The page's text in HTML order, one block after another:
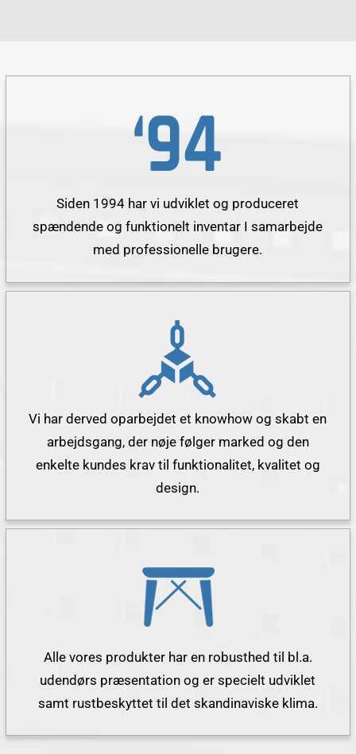
Siden 1994 har vi udviklet og produceret
spændende og funktionelt inventar I samarbejde
med professionelle brugere.
Vi har derved oparbejdet et knowhow og skabt en
arbejdsgang, der nøje følger marked og den
enkelte kundes krav til funktionalitet, kvalitet og
design.
Alle vores produkter har en robusthed til bl.a.
udendørs præsentation og er specielt udviklet
samt rustbeskyttet til det skandinaviske klima.